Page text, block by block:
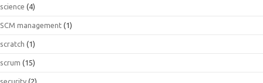
science (4)
SCM management (1)
scratch (1)
scrum (15)
security (2)